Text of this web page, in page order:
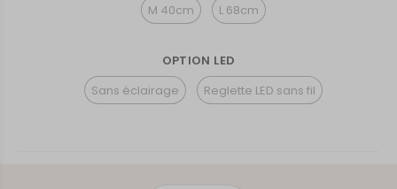
M 40cm
L 68cm
OPTION LED
Sans éclairage
Reglette LED sans fil